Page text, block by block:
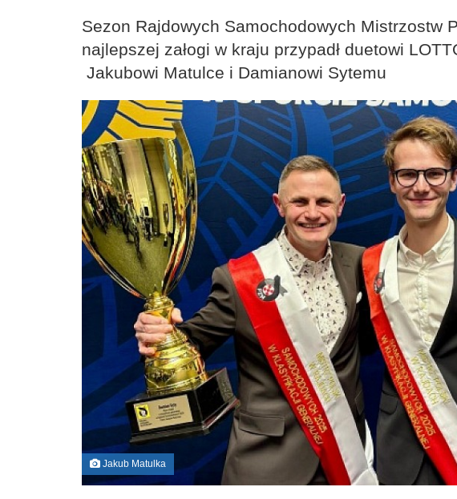
Sezon Rajdowych Samochodowych Mistrzostw
najlepszej załogi w kraju przypadł duetowi
Jakubowi Matulce i Damianowi Sytemu
Jakub Matulka